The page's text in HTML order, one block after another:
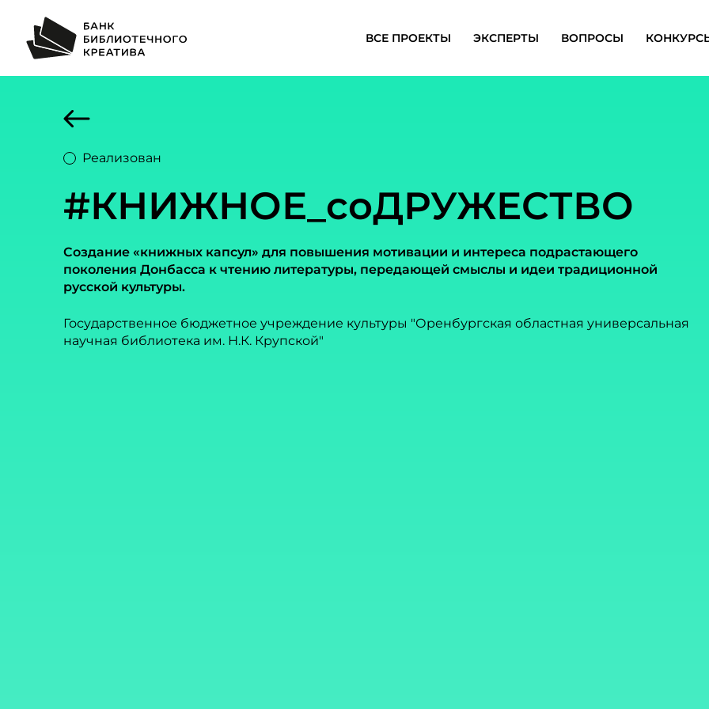
ВСЕ ПРОЕКТЫ ЭКСПЕРТЫ ВОПРОСЫ
Реализован
#КНИЖНОЕ_соДРУЖЕСТВО
Создание «книжных капсул» для повышения мотивации и интереса подрастающего
поколения Донбасса к чтению литературы, передающей смыслы и идеи традиционной
русской культуры.
Государственное бюджетное учреждение культуры "Оренбургская областная универсальная
научная библиотека им. Н.К. Крупской"